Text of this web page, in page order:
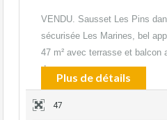
VENDU. Sausset Les Pins
sécurisée Les Marines, bel
47 m² avec terrasse et balcon
dans…
Plus de détails
47